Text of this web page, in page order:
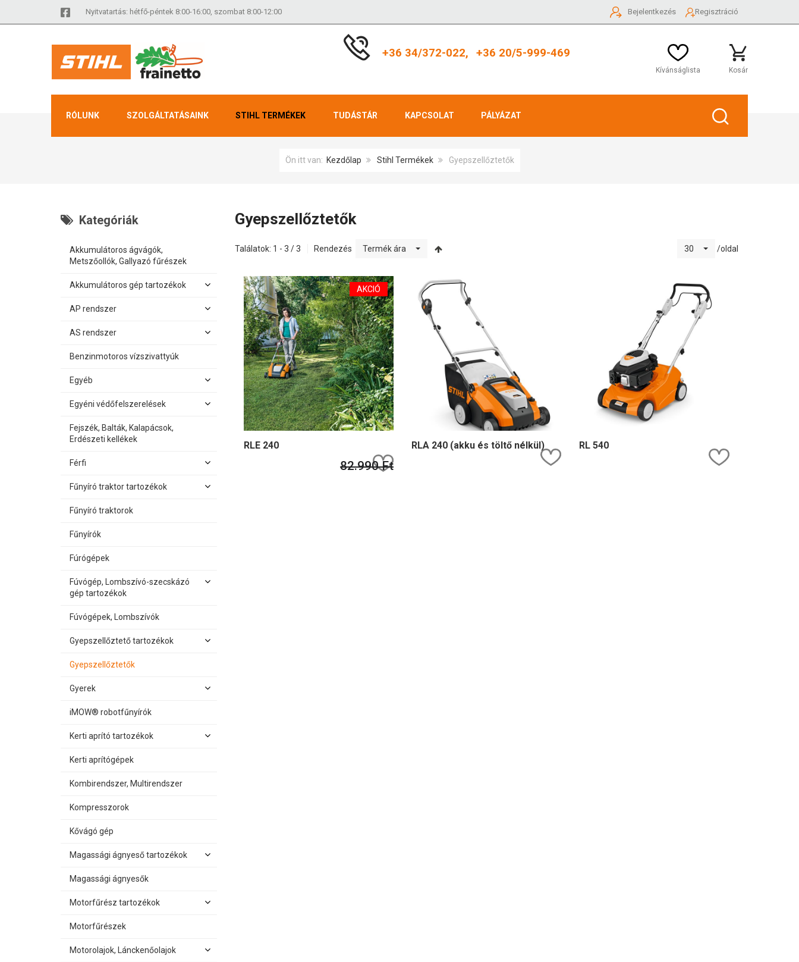
Nyitvatartás: hétfő-péntek 8:00-16:00, szombat 8:00-12:00 Bejelentkezés Regisztráció
+36 34/372-022, +36 20/5-999-469
Kívánságlista Kosár
RÓLUNK SZOLGÁLTATÁSAINK STIHL TERMÉKEK TUDÁSTÁR KAPCSOLAT PÁLYÁZAT
Ön itt van: Kezdőlap Stihl Termékek Gyepszellőztetők
Gyepszellőztetők
Találatok: 1 - 3 / 3 Rendezés Termék ára 30 /oldal
AKCIÓ
RLE 240
82.990 FtKedvencekhez ad
RLA 240 (akku és töltő nélkül)
Kedvencekhez ad
RL 540
Kategóriák
Akkumulátoros ágvágók,
Metszőollók, Gallyazó fűrészek
Akkumulátoros gép tartozékok
AP rendszer
AS rendszer
Benzinmotoros vízszivattyúk
Egyéb
Egyéni védőfelszerelések
Fejszék, Balták, Kalapácsok,
Erdészeti kellékek
Férfi
Fűnyíró traktor tartozékok
Fűnyíró traktorok
Fűnyírók
Fúrógépek
Fúvógép, Lombszívó-szecskázó
gép tartozékok
Fúvógépek, Lombszívók
Gyepszellőztető tartozékok
Gyepszellőztetők
Gyerek
iMOW® robotfűnyírók
Kerti aprító tartozékok
Kerti aprítógépek
Kombirendszer, Multirendszer
Kompresszorok
Kővágó gép
Magassági ágnyeső tartozékok
Magassági ágnyesők
Motorfűrész tartozékok
Motorfűrészek
Motorolajok, Lánckenőolajok